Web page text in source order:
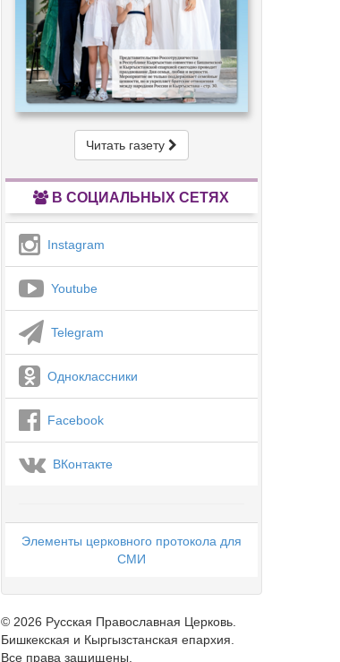
Читать газету
В СОЦИАЛЬНЫХ СЕТЯХ
Instagram
Youtube
Telegram
Одноклассники
Facebook
ВКонтакте
Элементы церковного протокола для
СМИ
© 2026 Русская Православная Церковь.
Бишкекская и Кыргызстанская епархия.
Все права защищены.